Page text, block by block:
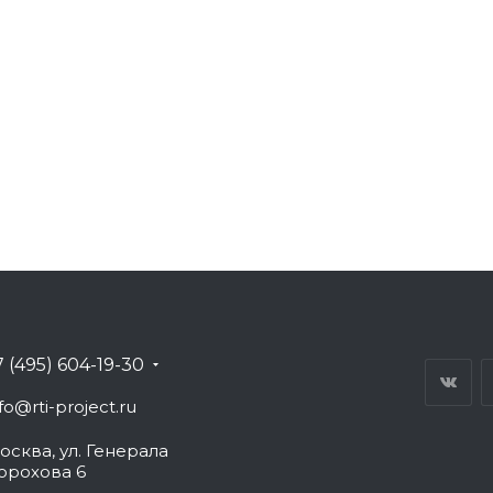
(495) 604-19-30
project.ru
ул. Генерала
6